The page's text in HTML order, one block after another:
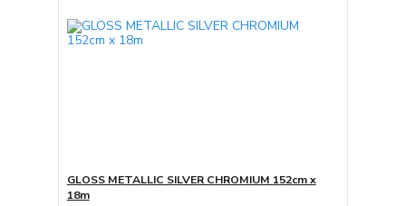
GLOSS METALLIC SILVER CHROMIUM 152cm x
18m